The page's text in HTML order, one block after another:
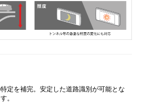
定を補完。安定した道路識別が可能とな
。